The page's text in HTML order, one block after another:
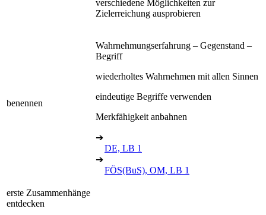
verschiedene Möglichkeiten zur
Zielerreichung ausprobieren
benennen
Wahrnehmungserfahrung – Gegenstand –
Begriff
wiederholtes Wahrnehmen mit allen Sinnen
eindeutige Begriffe verwenden
Merkfähigkeit anbahnen
➔
DE, LB 1
➔
FÖS(BuS), OM, LB 1
erste Zusammenhänge
entdecken